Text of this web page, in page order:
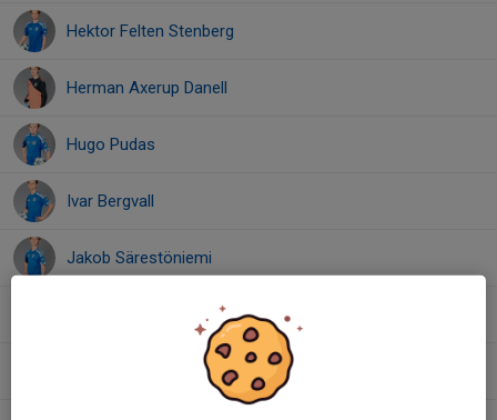
Hektor Felten Stenberg
Herman Axerup Danell
Hugo Pudas
Ivar Bergvall
Jakob Särestöniemi
, P2013